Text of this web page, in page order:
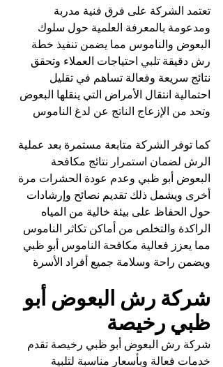
تعتمد الشركة على فرق فنية مدربة
ومدعومة بالمعرفة العلمية حول سلوك
البعوض والناموس مما يضمن تنفيذ خطة
رش دقيقة تلبي احتياجات العملاء وتحقق
نتائج سريعة وفعالة تساهم في تقليل
احتمالية انتقال الأمراض التي ينقلها البعوض
وتحد من الإزعاج الناتج عن لدغ الناموس
كما توفر الشركة متابعة مستمرة بعد عملية
الرش لضمان استمرار نتائج مكافحة
البعوض أبو ظبي وعدم عودة الحشرات مرة
أخرى ويشمل ذلك تقديم نصائح وإرشادات
حول الحفاظ على بيئة خالية من المياه
الراكدة والتخلص من أماكن تكاثر الناموس
مما يعزز فعالية مكافحة الناموس أبو ظبي
ويضمن راحة وسلامة جميع أفراد الأسرة
شركة رش البعوض أبو
ظبي رخيصة
شركة رش البعوض أبو ظبي رخيصة تقدم
خدمات فعالة وبأسعار مناسبة لتلبية